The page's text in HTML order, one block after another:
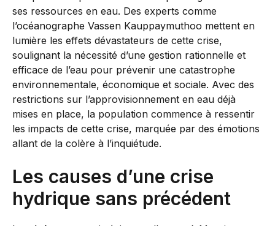
ses ressources en eau. Des experts comme
l’océanographe Vassen Kauppaymuthoo mettent en
lumière les effets dévastateurs de cette crise,
soulignant la nécessité d’une gestion rationnelle et
efficace de l’eau pour prévenir une catastrophe
environnementale, économique et sociale. Avec des
restrictions sur l’approvisionnement en eau déjà
mises en place, la population commence à ressentir
les impacts de cette crise, marquée par des émotions
allant de la colère à l’inquiétude.
Les causes d’une crise
hydrique sans précédent